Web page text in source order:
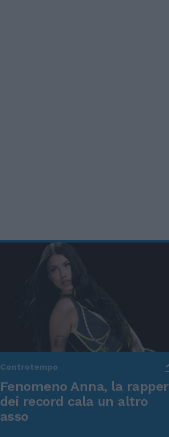
Controtempo
Fenomeno Anna, la rapper
dei record cala un altro
asso